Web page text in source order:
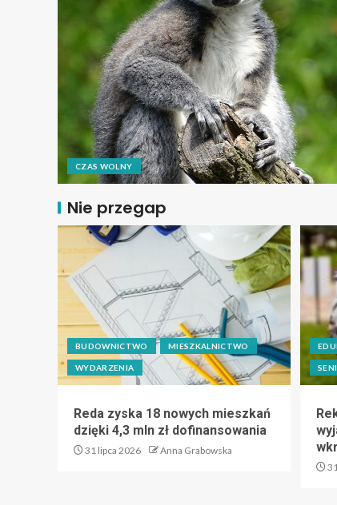
CZAS WOLNY
Nie przegap
BUDOWNICTWO MIESZKALNICTWO
WYDARZENIA
Reda zyska 18 nowych mieszkań
dzięki 4,3 mln zł dofinansowania
31 lipca 2026 Anna Grabowska